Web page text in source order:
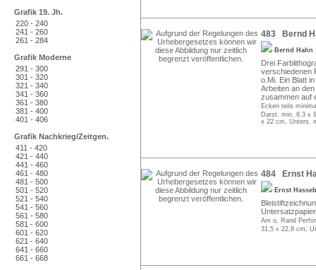
Grafik 19. Jh.
220 - 240
241 - 260
261 - 284
Grafik Moderne
291 - 300
301 - 320
321 - 340
341 - 360
361 - 380
381 - 400
401 - 406
Grafik Nachkrieg/Zeitgen.
411 - 420
421 - 440
441 - 460
461 - 480
481 - 500
501 - 520
521 - 540
541 - 560
561 - 580
581 - 600
601 - 620
621 - 640
641 - 660
661 - 668
483 Bernd
Bernd Hahn
Drei
verschiedenen
o.Mi. Ein Blatt
Arbeiten an
zusammen auf
Ecken teils
Darst. min. 8,3 x
x 22 cm, Unters.
484 Ernst
Ernst
Am o. Rand
31,5 x 22,8 cm,